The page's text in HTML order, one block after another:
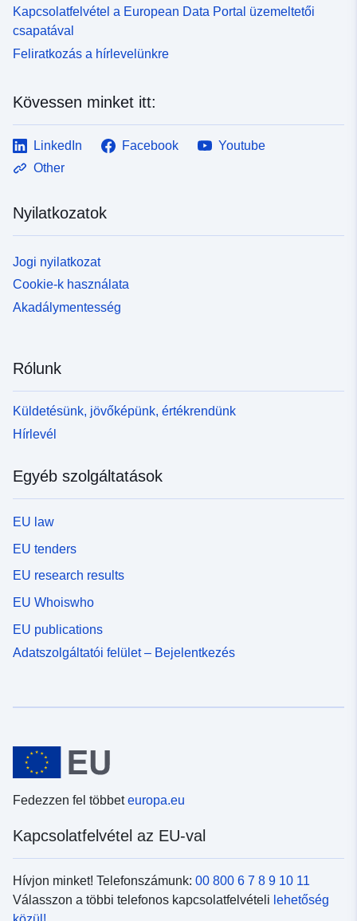
Kapcsolatfelvétel a European Data Portal üzemeltetői
csapatával
Feliratkozás a hírlevelünkre
Kövessen minket itt:
LinkedIn Facebook
Youtube
Other
Nyilatkozatok
Jogi nyilatkozat
Cookie-k használata
Akadálymentesség
Rólunk
Küldetésünk, jövőképünk, értékrendünk
Hírlevél
Egyéb szolgáltatások
EU law
EU tenders
EU research results
EU Whoiswho
EU publications
Adatszolgáltatói felület – Bejelentkezés
Fedezzen fel többeteuropa.eu
Kapcsolatfelvétel az EU-val
Hívjon minket! Telefonszámunk: 00 800 6 7 8 9 10 11
Válasszon a többi telefonos kapcsolatfelvételi lehetőség